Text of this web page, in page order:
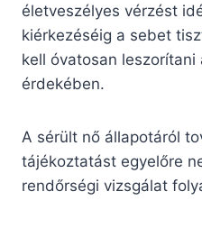
életveszélyes vérzést
kiérkezéséig a sebet
kell óvatosan leszorítani
érdekében.
A sérült nő állapotáról
tájékoztatást egyelőre
rendőrségi vizsgálat